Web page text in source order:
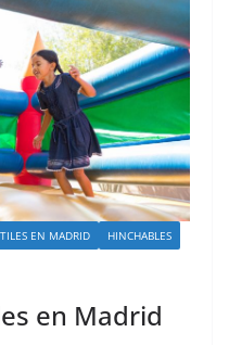
EN MADRID HINCHABLES
en Madrid